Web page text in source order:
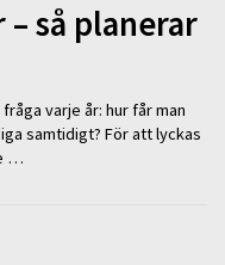
så planerar
varje år: hur får man
samtidigt? För att lyckas
…